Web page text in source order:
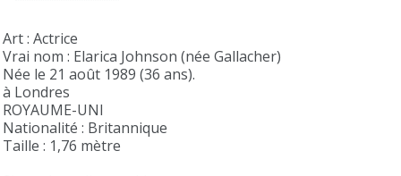
Art : Actrice
Vrai nom : Elarica Johnson (née Gallacher)
Née le 21 août 1989 (36 ans).
à Londres
ROYAUME-UNI
Nationalité : Britannique
Taille : 1,76 mètre